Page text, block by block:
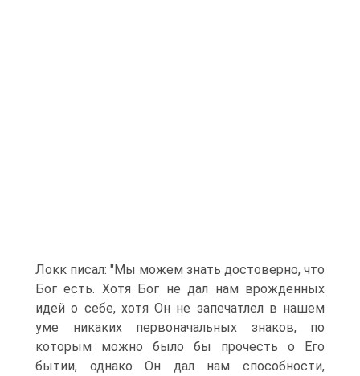
Локк писал: "Мы можем знать достоверно, что
Бог есть. Хотя Бог не дал нам врожденных
идей о себе, хотя Он не запечатлел в нашем
уме никаких первоначальных знаков, по
которым можно было бы прочесть о Его
бытии, однако Он дал нам способности,